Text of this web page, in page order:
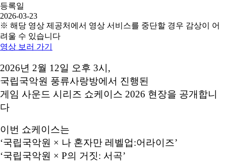
등록일
2026-03-23
※ 해당 영상 제공처에서 영상 서비스를 중단할 경우 감상이 어
려울 수 있습니다
영상 보러 가기
2026년 2월 12일 오후 3시,
국립국악원 풍류사랑방에서 진행된
게임 사운드 시리즈 쇼케이스 2026 현장을 공개합니
다
이번 쇼케이스는
‘국립국악원 × 나 혼자만 레벨업:어라이즈’
‘국립국악원 × P의 거짓: 서곡’